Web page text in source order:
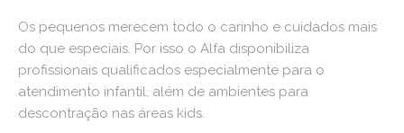
Os pequenos merecem todo o carinho e cuidados mais
do que especiais. Por isso o Alfa disponibiliza
profissionais qualificados especialmente para o
atendimento infantil, além de ambientes para
descontração nas áreas kids.